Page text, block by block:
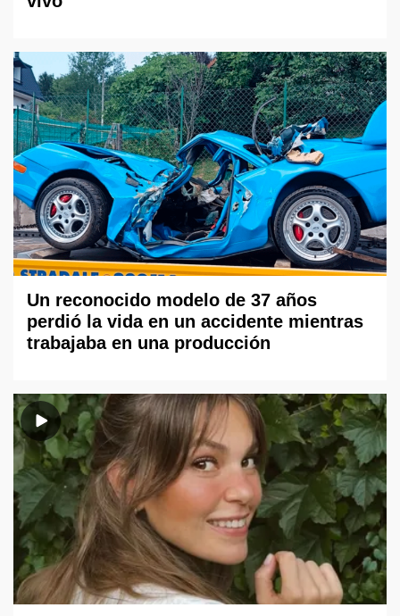
Un reconocido modelo de 37 años
perdió la vida en un accidente mientras
trabajaba en una producción